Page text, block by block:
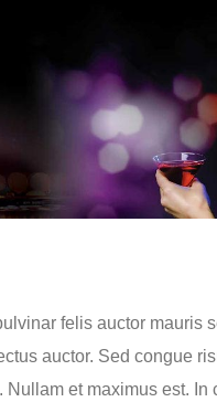
felis auctor mauris
auctor. Sed congue
Nullam et maximus est. In